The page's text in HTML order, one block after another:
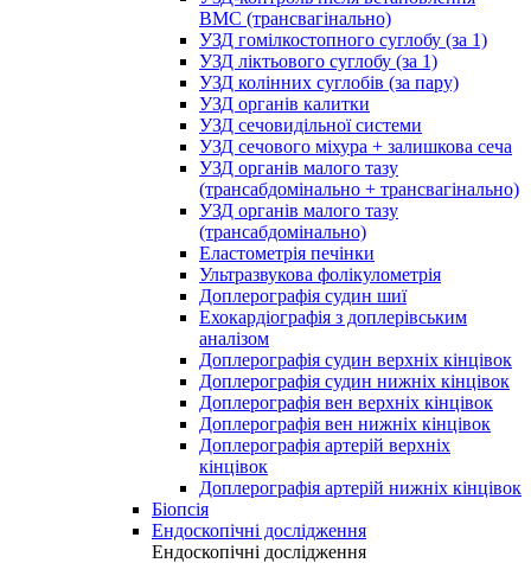
ВМС (трансвагінально)
УЗД гомілкостопного суглобу (за 1)
УЗД ліктьового суглобу (за 1)
УЗД колінних суглобів (за пару)
УЗД органів калитки
УЗД сечовидільної системи
УЗД сечового міхура + залишкова сеча
УЗД органів малого тазу
(трансабдомінально + трансвагінально)
УЗД органів малого тазу
(трансабдомінально)
Еластометрія печінки
Ультразвукова фолікулометрія
Доплерографія судин шиї
Ехокардіографія з доплерівським
аналізом
Доплерографія судин верхніх кінцівок
Доплерографія судин нижніх кінцівок
Доплерографія вен верхніх кінцівок
Доплерографія вен нижніх кінцівок
Доплерографія артерій верхніх
кінцівок
Доплерографія артерій нижніх кінцівок
Біопсія
Ендоскопічні дослідження
Ендоскопічні дослідження